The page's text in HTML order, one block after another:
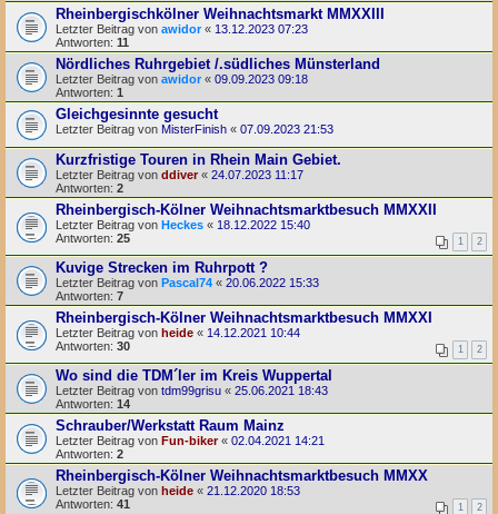
Rheinbergischkölner Weihnachtsmarkt MMXXIII
Letzter Beitrag von awidor« 13.12.2023 07:23
Antworten: 11
Nördliches Ruhrgebiet /.südliches Münsterland
Letzter Beitrag von awidor « 09.09.2023 09:18
Antworten: 1
Gleichgesinnte gesucht
Letzter Beitrag von MisterFinish « 07.09.2023 21:53
Kurzfristige Touren in Rhein Main Gebiet.
Letzter Beitrag von ddiver « 24.07.2023 11:17
Antworten: 2
Rheinbergisch-Kölner Weihnachtsmarktbesuch MMXXII
Letzter Beitrag von Heckes « 18.12.2022 15:40
Antworten: 25 1 2
Kuvige Strecken im Ruhrpott ?
Letzter Beitrag von Pascal74 « 20.06.2022 15:33
Antworten: 7
Rheinbergisch-Kölner Weihnachtsmarktbesuch MMXXI
Letzter Beitrag von heide « 14.12.2021 10:44
Antworten: 30 1 2
Wo sind die TDM´ler im Kreis Wuppertal
Letzter Beitrag von tdm99grisu « 25.06.2021 18:43
Antworten: 14
Schrauber/Werkstatt Raum Mainz
Letzter Beitrag von Fun-biker« 02.04.2021 14:21
Antworten: 2
Rheinbergisch-Kölner Weihnachtsmarktbesuch MMXX
Letzter Beitrag von heide « 21.12.2020 18:53
Antworten: 41 1 2